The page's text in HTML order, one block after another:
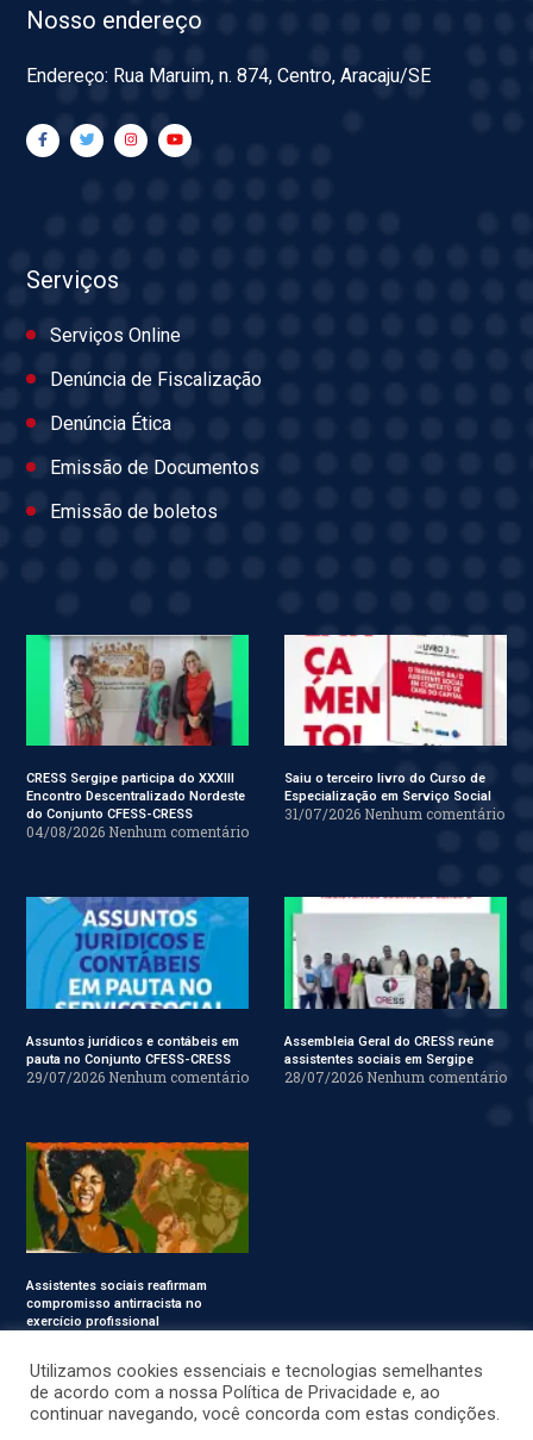
Nosso endereço
Endereço: Rua Maruim, n. 874, Centro, Aracaju/SE
Serviços
Serviços Online
Denúncia de Fiscalização
Denúncia Ética
Emissão de Documentos
Emissão de boletos
CRESS Sergipe participa do XXXIII
Encontro Descentralizado Nordeste
do Conjunto CFESS-CRESS
04/08/2026 Nenhum comentário
Saiu o terceiro livro do Curso de
Especialização em Serviço Social
31/07/2026 Nenhum comentário
Assuntos jurídicos e contábeis em
pauta no Conjunto CFESS-CRESS
29/07/2026 Nenhum comentário
Assembleia Geral do CRESS reúne
assistentes sociais em Sergipe
28/07/2026 Nenhum comentário
Assistentes sociais reafirmam
compromisso antirracista no
exercício profissional
Utilizamos cookies essenciais e tecnologias semelhantes
de acordo com a nossa Política de Privacidade e, ao
continuar navegando, você concorda com estas condições.